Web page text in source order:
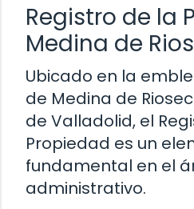
Registro de la
Medina de
Ubicado en la
de Medina de
de Valladolid, el
Propiedad es un
fundamental en el
administrativo.